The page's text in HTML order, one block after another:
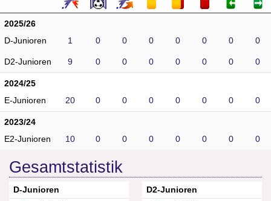
2025/26
D-Junioren
1 0 0 0 0 0 0 0
D2-Junioren 9 0 0 0 0 0 0 0
2024/25
E-Junioren
20 0 0 0 0 0 0 0
2023/24
E2-Junioren
10 0 0 0 0 0 0 0
Gesamtstatistik
D-Junioren
D2-Junioren